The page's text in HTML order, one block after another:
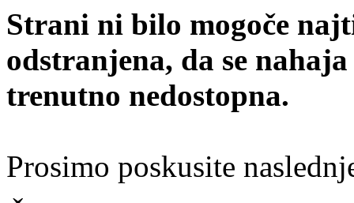
Strani ni bilo mogoče
odstranjena, da se
trenutno nedostopna.
Prosimo poskusite